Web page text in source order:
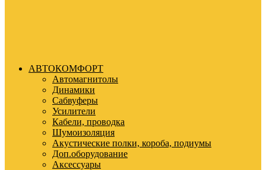
АВТОКОМФОРТ
Автомагнитолы
Динамики
Сабвуферы
Усилители
Кабели, проводка
Шумоизоляция
Акустические полки, короба, подиумы
Доп.оборудование
Аксессуары